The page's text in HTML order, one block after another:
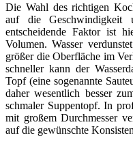
Die Wahl des richtigen
auf die Geschwindigkeit
entscheidende Faktor ist
Volumen. Wasser
größer die Oberfläche im
schneller kann der
Topf (eine sogenannte
daher wesentlich besser
schmaler Suppentopf. In
mit großem Durchmesser
auf die gewünschte